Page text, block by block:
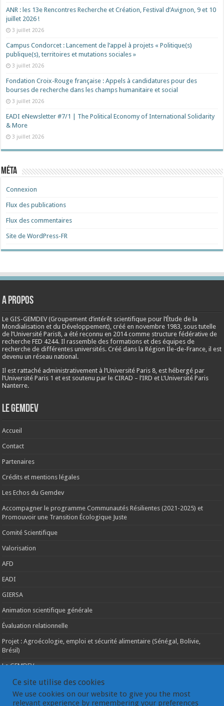
ANR : les 13e Rencontres Recherche et Création, Festival d’Avignon, 9 et 10
juillet 2026 !
3 juillet 2026
Campus Condorcet : Lancement de l’appel à projets « Politique(s)
publique(s), territoires et mutations sociales »
3 juillet 2026
Fondation Croix-Rouge française : Appels à candidatures pour des
bourses de recherche dans les champs humanitaire et social
3 juillet 2026
EADI eNewsletter #7/1 | The Political Economy of International Solidarity
& More
3 juillet 2026
Méta
Connexion
Flux des publications
Flux des commentaires
Site de WordPress-FR
A propos
Le GIS-GEMDEV (Groupement d’intérêt scientifique pour l’Étude de la
Mondialisation et du Développement), créé ennovembre 1983 , sous tutelle
de l’Université Paris8, a été reconnu en 2014 comme structure fédérative de
recherche FED 4244. Il rassemble des formations et des équipes de
recherche de différentes universités. Créé dans la Région Ile-de-France, il est
devenu un réseau national.
Il est rattaché administrativement à l’Université Paris 8, est hébergé par
l’Université Paris 1 et est soutenu par le CIRAD – l’IRD et L’Université Paris
Nanterre.
Le Gemdev
Accueil
Contact
Partenaires
Crédits et mentions légales
Les Echos du Gemdev
Accompagner le programme Communautés Résilientes (2021-2025) et
Promouvoir une Transition Écologique Juste
Comité Scientifique
Valorisation
AFD
EADI
GIERSA
Animation scientifique générale
Évaluation relationnelle
Projet : Agroécologie, emploi et sécurité alimentaire (Sénégal, Bolivie,
Brésil)
Le GEMDEV
La pluridisciplinarité
La coopération internationale
Ce site utilise des cookies
We use cookies on our website to give you the most
relevant experience by remembering your preferences